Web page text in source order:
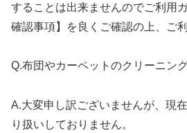
することは出来ませんのでご利用
確認事項】を良くご確認の上、ご
Q.布団やカーペットのクリーニン
A.大変申し訳ございませんが、現
り扱いしておりません。